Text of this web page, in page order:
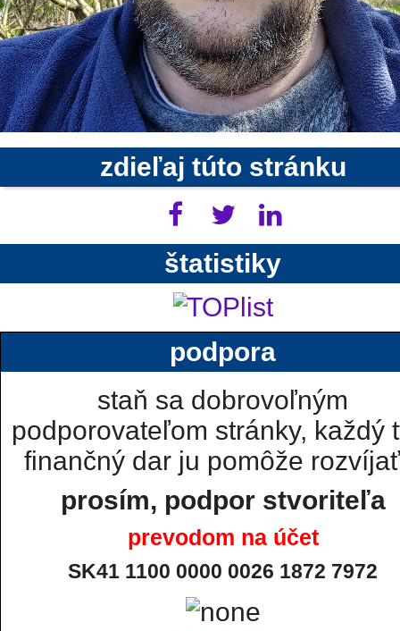
zdieľaj túto stránku
štatistiky
podpora
staň sa dobrovoľným
podporovateľom stránky, každý
finančný dar ju pomôže
prosím, podpor stvoriteľa
prevodom na účet
SK41 1100 0000 0026 1872 7972